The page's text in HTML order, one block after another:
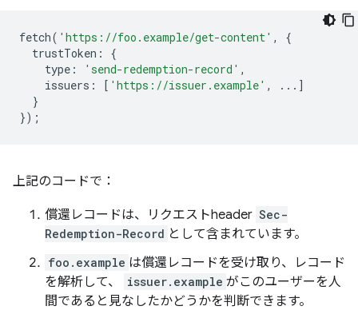
fetch( 'https://foo.example/get-content' ,
{
trustToken :
{
type : 'send-redemption-record' ,
issuers : [ 'https://issuer.example' ,
...]
}
});
上記のコードで：
償還レコードは、リクエストheader Sec-
Redemption-Record として含まれています。
foo.example は償還レコードを受け取り、レコード
を解析して、
issuer.example がこのユーザーを人
間であると見なしたかどうかを判断できます。